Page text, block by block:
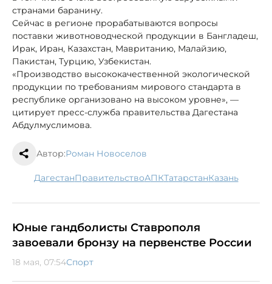
странами баранину.
Сейчас в регионе прорабатываются вопросы
поставки животноводческой продукции в Бангладеш,
Ирак, Иран, Казахстан, Мавританию, Малайзию,
Пакистан, Турцию, Узбекистан.
«Производство высококачественной экологической
продукции по требованиям мирового стандарта в
республике организовано на высоком уровне», —
цитирует пресс-служба правительства Дагестана
Абдулмуслимова.
Автор:Роман Новоселов
Дагестан правительство АПК Татарстан Казань
Юные гандболисты Ставрополя
завоевали бронзу на первенстве России
18 мая, 07:54Спорт